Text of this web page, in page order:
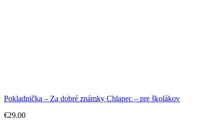
Pokladnička – Za dobré známky Chlapec – pre školákov
€29.00